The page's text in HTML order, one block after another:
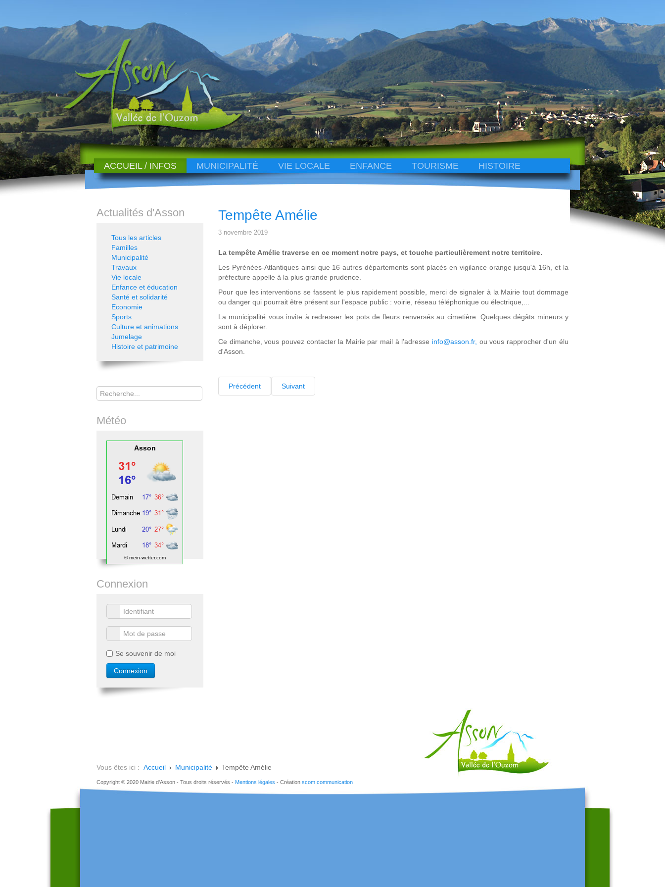
ACCUEIL / INFOS MUNICIPALITÉ VIE LOCALE ENFANCE TOURISME HISTOIRE
Tempête Amélie
3 novembre 2019
La tempête Amélie traverse en ce moment notre pays, et touche particulièrement notre territoire.
Les Pyrénées-Atlantiques ainsi que 16 autres départements sont placés en vigilance orange jusqu'à 16h, et la
préfecture appelle à la plus grande prudence.
Pour que les interventions se fassent le plus rapidement possible, merci de signaler à la Mairie tout dommage
ou danger qui pourrait être présent sur l'espace public : voirie, réseau téléphonique ou électrique,...
La municipalité vous invite à redresser les pots de fleurs renversés au cimetière. Quelques dégâts mineurs y
sont à déplorer.
Ce dimanche, vous pouvez contacter la Mairie par mail à l'adresse info@asson.fr, ou vous rapprocher d'un élu
d'Asson.
Précédent Suivant
Actualités d'Asson
Tous les articles
Familles
Municipalité
Travaux
Vie locale
Enfance et éducation
Santé et solidarité
Economie
Sports
Culture et animations
Jumelage
Histoire et patrimoine
Rechercher
Météo
Asson
© mein-wetter.com
Connexion
Se souvenir de moi
Vous êtes ici : Accueil Municipalité Tempête Amélie
Copyright © 2020 Mairie d'Asson - Tous droits réservés - Mentions légales - Création scom communication